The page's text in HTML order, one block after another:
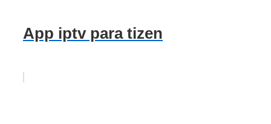
App iptv para tizen